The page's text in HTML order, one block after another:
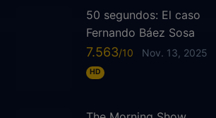
50 segundos: El caso
Fernando Báez Sosa
7.563 Nov. 13, 2025
HD